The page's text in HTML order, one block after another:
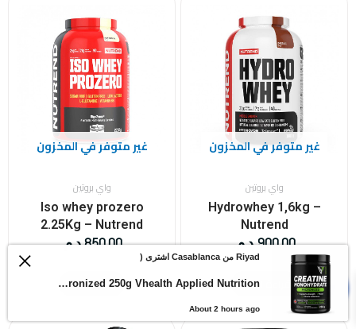
غير متوفر في المخزون
واي بروتين
Hydrowhey 1,6kg –
Nutrend
900,00د.م.
قراءة المزيد
غير متوفر في المخزون
واي بروتين
Iso whey prozero
2.25Kg – Nutrend
850,00د.م.
قراءة المزيد
السعر
السعر السعر
السعر
0
Riyad من Casablanca اشترى (
Creatine Monohydrate Micronized 250g Vhealth Applied Nutrition
About 2 hours ago